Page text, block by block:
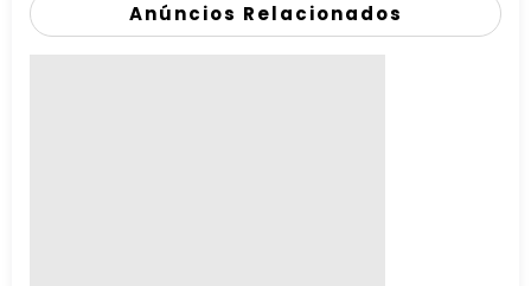
Anúncios Relacionados